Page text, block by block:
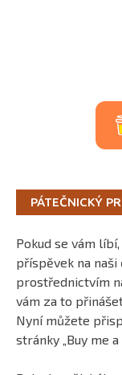
PÁTEČNICKÝ
Pokud se vám
příspěvek na
prostřednictvím
vám za to
Nyní můžete
stránky „Buy me a